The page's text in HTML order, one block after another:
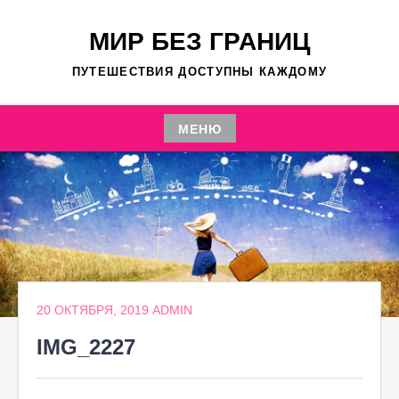
МИР БЕЗ ГРАНИЦ
ПУТЕШЕСТВИЯ ДОСТУПНЫ КАЖДОМУ
МЕНЮ
Перейти
к
содержимому
20 ОКТЯБРЯ, 2019 ADMIN
IMG_2227